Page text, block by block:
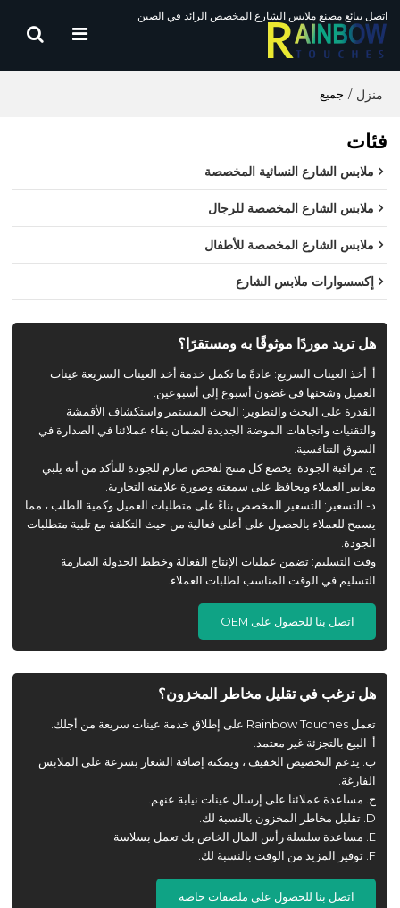
اتصل ببائع مصنع ملابس الشارع المخصص الرائد في الصين
منزل / جميع
فئات
ملابس الشارع النسائية المخصصة
ملابس الشارع المخصصة للرجال
ملابس الشارع المخصصة للأطفال
إكسسوارات ملابس الشارع
هل تريد موردًا موثوقًا به ومستقرًا؟
أ. أخذ العينات السريع: عادةً ما تكمل خدمة أخذ العينات السريعة عينات
العميل وشحنها في غضون أسبوع إلى أسبوعين.
القدرة على البحث والتطوير: البحث المستمر واستكشاف الأقمشة
والتقنيات واتجاهات الموضة الجديدة لضمان بقاء عملائنا في الصدارة في
السوق التنافسية.
ج. مراقبة الجودة: يخضع كل منتج لفحص صارم للجودة للتأكد من أنه يلبي
معايير العملاء ويحافظ على سمعته وصورة علامته التجارية.
د- التسعير: التسعير المخصص بناءً على متطلبات العميل وكمية الطلب ، مما
يسمح للعملاء بالحصول على أعلى فعالية من حيث التكلفة مع تلبية متطلبات
الجودة.
وقت التسليم: تضمن عمليات الإنتاج الفعالة وخطط الجدولة الصارمة
التسليم في الوقت المناسب لطلبات العملاء.
اتصل بنا للحصول على OEM
هل ترغب في تقليل مخاطر المخزون؟
تعمل Rainbow Touches على إطلاق خدمة عينات سريعة من أجلك.
أ. البيع بالتجزئة غير معتمد.
ب. يدعم التخصيص الخفيف ، ويمكنه إضافة الشعار بسرعة على الملابس
الفارغة.
ج. مساعدة عملائنا على إرسال عينات نيابة عنهم.
D. تقليل مخاطر المخزون بالنسبة لك.
E. مساعدة سلسلة رأس المال الخاص بك تعمل بسلاسة.
F. توفير المزيد من الوقت بالنسبة لك.
اتصل بنا للحصول على ملصقات خاصة